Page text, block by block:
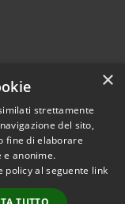
© 2026 • Comune di
Teresa Gallura •
byMunicipium
redazione
×
strettamente
del sito,
fine di elaborare
e anonime.
policy al seguente link